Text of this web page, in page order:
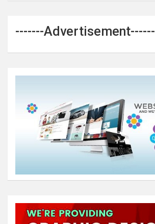
-------Advertisement------